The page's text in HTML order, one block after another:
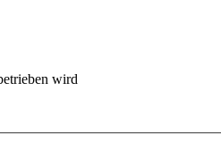
wird